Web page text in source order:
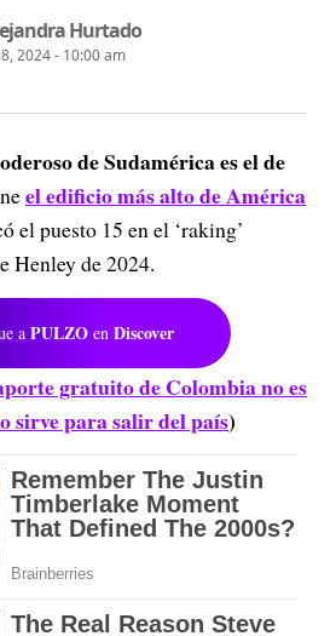
Hurtado
2024 - 10:00 am
de Sudamérica es el de
el edificio más alto de América
el puesto 15 en el ‘raking’
Henley de 2024.
a PULZO en Discover
gratuito de Colombia no es
sirve para salir del país)